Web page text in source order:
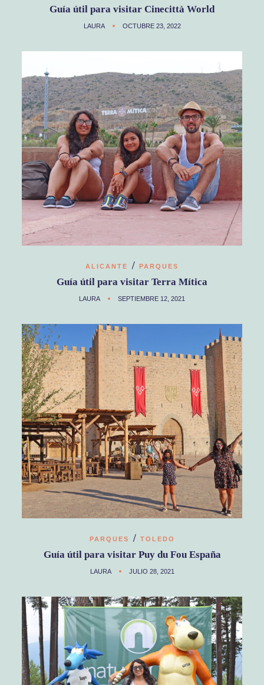
Guía útil para visitar Cinecittà World
LAURA OCTUBRE 23, 2022
ALICANTE / PARQUES
Guía útil para visitar Terra Mítica
LAURA SEPTIEMBRE 12, 2021
PARQUES / TOLEDO
Guía útil para visitar Puy du Fou España
LAURA JULIO 28, 2021